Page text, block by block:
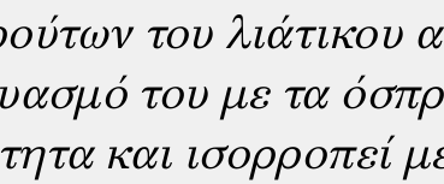
του λιάτικου
του με τα
και ισορροπεί